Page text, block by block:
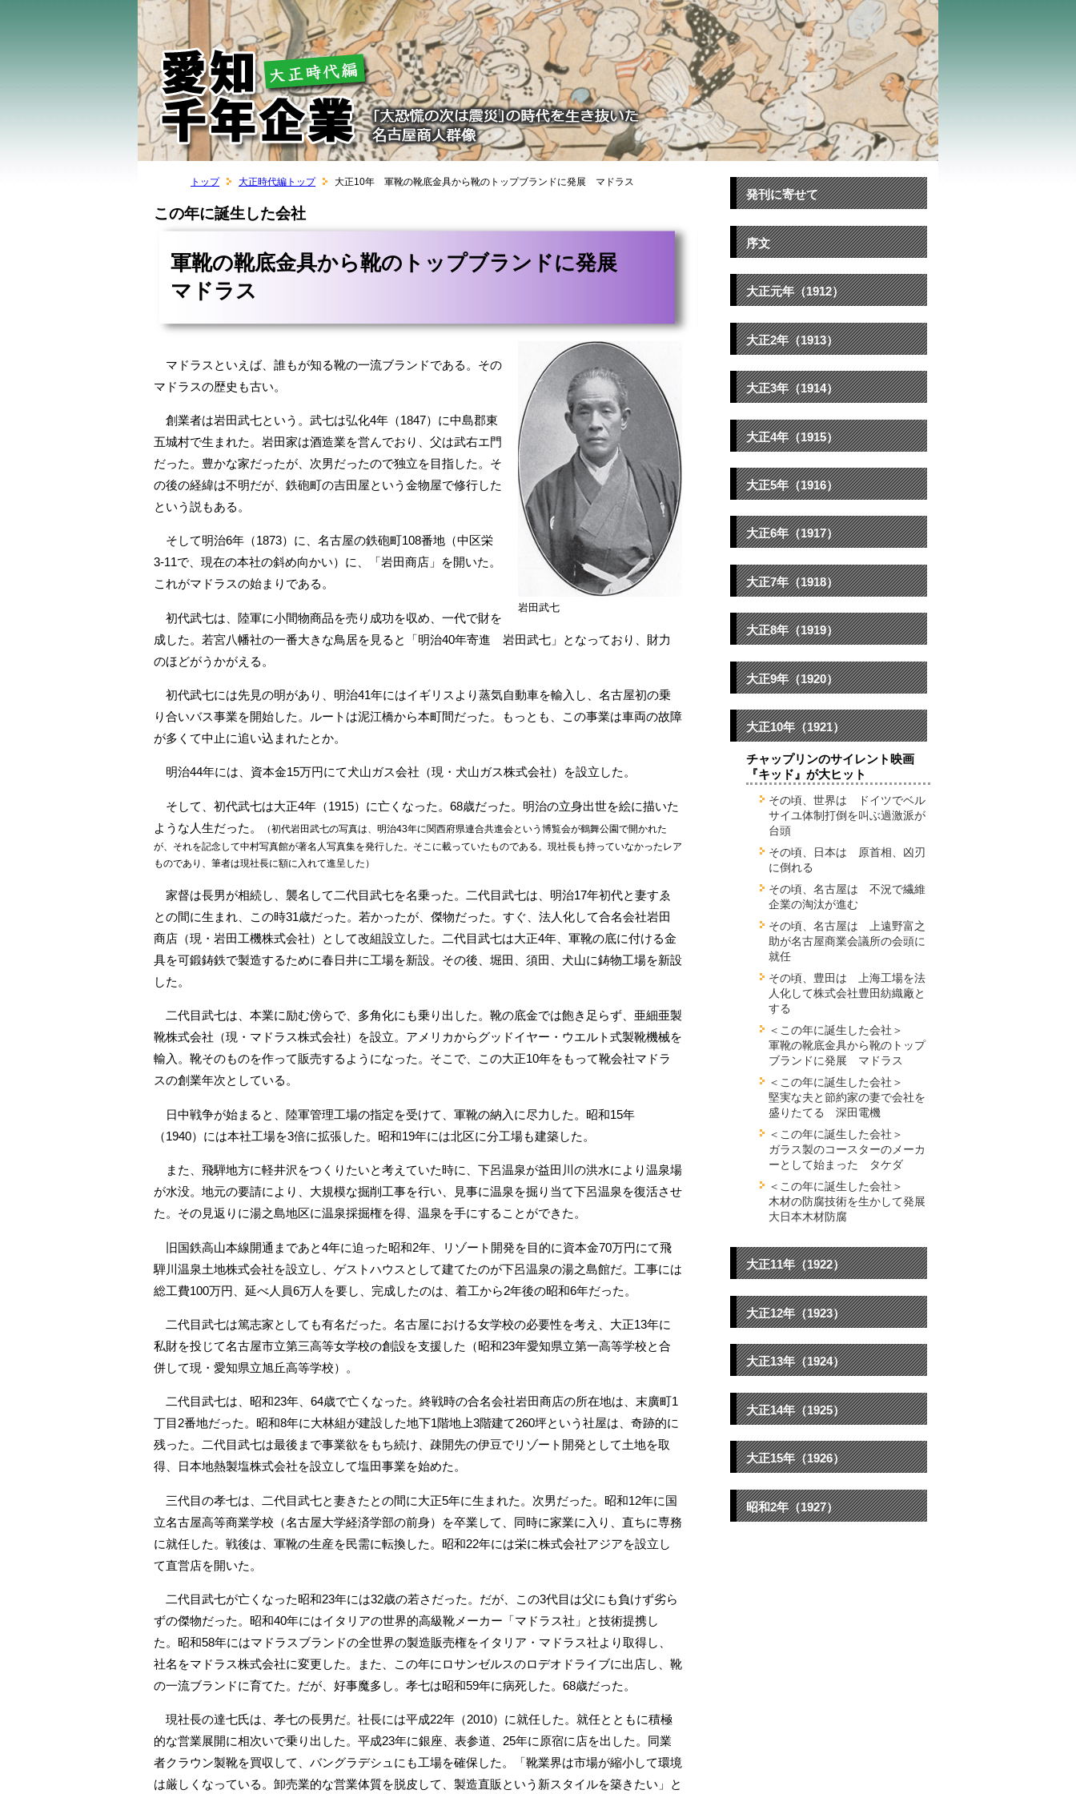
トップ 大正時代編トップ 大正10年 軍靴の靴底金具から靴のトップブランドに発展 マドラス
この年に誕生した会社
軍靴の靴底金具から靴のトップブランドに発展
マドラス
岩田武七
マドラスといえば、誰もが知る靴の一流ブランドである。その
マドラスの歴史も古い。
創業者は岩田武七という。武七は弘化4年（1847）に中島郡東
五城村で生まれた。岩田家は酒造業を営んでおり、父は武右エ門
だった。豊かな家だったが、次男だったので独立を目指した。そ
の後の経緯は不明だが、鉄砲町の吉田屋という金物屋で修行した
という説もある。
そして明治6年（1873）に、名古屋の鉄砲町108番地（中区栄
3‐11で、現在の本社の斜め向かい）に、「岩田商店」を開いた。
これがマドラスの始まりである。
初代武七は、陸軍に小間物商品を売り成功を収め、一代で財を
成した。若宮八幡社の一番大きな鳥居を見ると「明治40年寄進 岩田武七」となっており、財力
のほどがうかがえる。
初代武七には先見の明があり、明治41年にはイギリスより蒸気自動車を輸入し、名古屋初の乗
り合いバス事業を開始した。ルートは泥江橋から本町間だった。もっとも、この事業は車両の故障
が多くて中止に追い込まれたとか。
明治44年には、資本金15万円にて犬山ガス会社（現・犬山ガス株式会社）を設立した。
そして、初代武七は大正4年（1915）に亡くなった。68歳だった。明治の立身出世を絵に描いた
ような人生だった。
（初代岩田武七の写真は、明治43年に関西府県連合共進会という博覧会が鶴舞公園で開かれた
が、それを記念して中村写真館が著名人写真集を発行した。そこに載っていたものである。現社長も持っていなかったレア
ものであり、筆者は現社長に額に入れて進呈した）
家督は長男が相続し、襲名して二代目武七を名乗った。二代目武七は、明治17年初代と妻すゑ
との間に生まれ、この時31歳だった。若かったが、傑物だった。すぐ、法人化して合名会社岩田
商店（現・岩田工機株式会社）として改組設立した。二代目武七は大正4年、軍靴の底に付ける金
具を可鍛鋳鉄で製造するために春日井に工場を新設。その後、堀田、須田、犬山に鋳物工場を新設
した。
二代目武七は、本業に励む傍らで、多角化にも乗り出した。靴の底金では飽き足らず、亜細亜製
靴株式会社（現・マドラス株式会社）を設立。アメリカからグッドイヤー・ウエルト式製靴機械を
輸入。靴そのものを作って販売するようになった。そこで、この大正10年をもって靴会社マドラ
スの創業年次としている。
日中戦争が始まると、陸軍管理工場の指定を受けて、軍靴の納入に尽力した。昭和15年
（1940）には本社工場を3倍に拡張した。昭和19年には北区に分工場も建築した。
また、飛騨地方に軽井沢をつくりたいと考えていた時に、下呂温泉が益田川の洪水により温泉場
が水没。地元の要請により、大規模な掘削工事を行い、見事に温泉を掘り当て下呂温泉を復活させ
た。その見返りに湯之島地区に温泉採掘権を得、温泉を手にすることができた。
旧国鉄高山本線開通まであと4年に迫った昭和2年、リゾート開発を目的に資本金70万円にて飛
騨川温泉土地株式会社を設立し、ゲストハウスとして建てたのが下呂温泉の湯之島館だ。工事には
総工費100万円、延べ人員6万人を要し、完成したのは、着工から2年後の昭和6年だった。
二代目武七は篤志家としても有名だった。名古屋における女学校の必要性を考え、大正13年に
私財を投じて名古屋市立第三高等女学校の創設を支援した（昭和23年愛知県立第一高等学校と合
併して現・愛知県立旭丘高等学校）。
二代目武七は、昭和23年、64歳で亡くなった。終戦時の合名会社岩田商店の所在地は、末廣町1
丁目2番地だった。昭和8年に大林組が建設した地下1階地上3階建て260坪という社屋は、奇跡的に
残った。二代目武七は最後まで事業欲をもち続け、疎開先の伊豆でリゾート開発として土地を取
得、日本地熱製塩株式会社を設立して塩田事業を始めた。
三代目の孝七は、二代目武七と妻きたとの間に大正5年に生まれた。次男だった。昭和12年に国
立名古屋高等商業学校（名古屋大学経済学部の前身）を卒業して、同時に家業に入り、直ちに専務
に就任した。戦後は、軍靴の生産を民需に転換した。昭和22年には栄に株式会社アジアを設立し
て直営店を開いた。
二代目武七が亡くなった昭和23年には32歳の若さだった。だが、この3代目は父にも負けず劣ら
ずの傑物だった。昭和40年にはイタリアの世界的高級靴メーカー「マドラス社」と技術提携し
た。昭和58年にはマドラスブランドの全世界の製造販売権をイタリア・マドラス社より取得し、
社名をマドラス株式会社に変更した。また、この年にロサンゼルスのロデオドライブに出店し、靴
の一流ブランドに育てた。だが、好事魔多し。孝七は昭和59年に病死した。68歳だった。
現社長の達七氏は、孝七の長男だ。社長には平成22年（2010）に就任した。就任とともに積極
的な営業展開に相次いで乗り出した。平成23年に銀座、表参道、25年に原宿に店を出した。同業
者クラウン製靴を買収して、バングラデシュにも工場を確保した。「靴業界は市場が縮小して環境
は厳しくなっている。卸売業的な営業体質を脱皮して、製造直販という新スタイルを築きたい」と
発刊に寄せて
序文
大正元年（1912）
大正2年（1913）
大正3年（1914）
大正4年（1915）
大正5年（1916）
大正6年（1917）
大正7年（1918）
大正8年（1919）
大正9年（1920）
大正10年（1921）
チャップリンのサイレント映画
『キッド』が大ヒット
その頃、世界は ドイツでベル
サイユ体制打倒を叫ぶ過激派が
台頭
その頃、日本は 原首相、凶刃
に倒れる
その頃、名古屋は 不況で繊維
企業の淘汰が進む
その頃、名古屋は 上遠野富之
助が名古屋商業会議所の会頭に
就任
その頃、豊田は 上海工場を法
人化して株式会社豊田紡織廠と
する
＜この年に誕生した会社＞
軍靴の靴底金具から靴のトップ
ブランドに発展 マドラス
＜この年に誕生した会社＞
堅実な夫と節約家の妻で会社を
盛りたてる 深田電機
＜この年に誕生した会社＞
ガラス製のコースターのメーカ
ーとして始まった タケダ
＜この年に誕生した会社＞
木材の防腐技術を生かして発展
大日本木材防腐
大正11年（1922）
大正12年（1923）
大正13年（1924）
大正14年（1925）
大正15年（1926）
昭和2年（1927）